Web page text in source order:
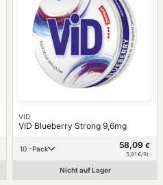
VID
VID Blueberry Strong 9,6mg
10 -Pack 58,09 €
5,81 €/St.
Nicht auf Lager